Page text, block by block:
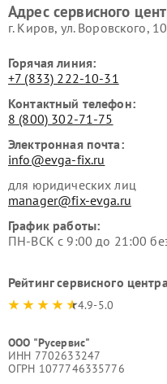
Адрес сервисного
г. Киров, ул. Воровского,
Горячая линия:
+7 (833) 222-10-31
Контактный телефон:
8 (800) 302-71-75
Электронная почта:
info@evga-fix.ru
для юридических лиц
manager@fix-evga.ru
График работы:
ПН-ВСК с 9:00 до 21:00
Рейтинг сервисного центра
4.9-5.0
ООО "Русервис"
ИНН 7702633247
ОГРН 1077746335776